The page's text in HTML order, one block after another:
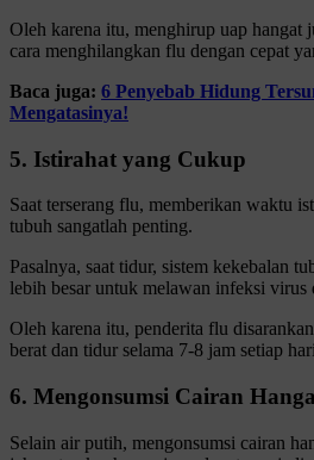
Oleh karena itu, menghirup uap hangat
cara menghilangkan flu dengan cepat
Baca juga: 6 Penyebab Hidung
Mengatasinya!
5. Istirahat yang Cukup
Saat terserang flu, memberikan waktu
tubuh sangatlah penting.
Pasalnya, saat tidur, sistem kekebalan
lebih besar untuk melawan infeksi virus
Oleh karena itu, penderita flu
berat dan tidur selama 7-8 jam setiap
6. Mengonsumsi Cairan
Selain air putih, mengonsumsi cairan